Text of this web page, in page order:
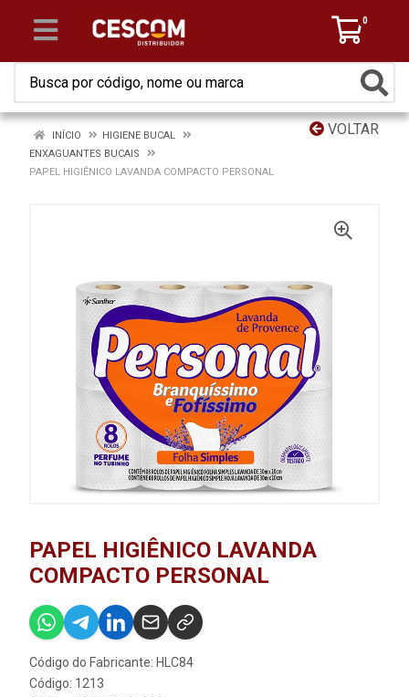
0
VOLTAR
INÍCIO
HIGIENE BUCAL
ENXAGUANTES BUCAIS
PAPEL HIGIÊNICO LAVANDA COMPACTO PERSONAL
PAPEL HIGIÊNICO LAVANDA
COMPACTO PERSONAL
Código do Fabricante: HLC84
Código: 1213